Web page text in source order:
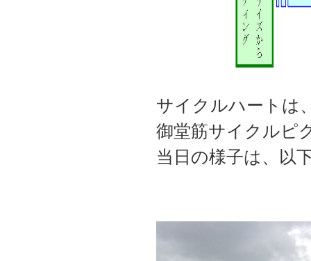
サイクルハートは
御堂筋サイクルピ
当日の様子は、以